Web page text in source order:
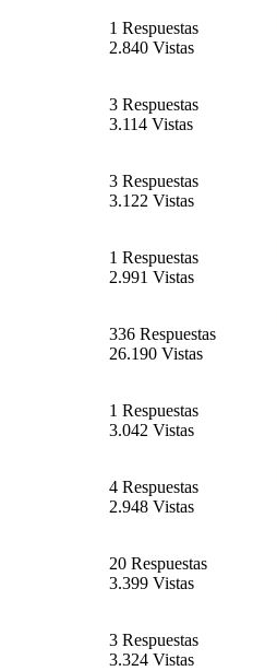
1 Respuestas
2.840 Vistas
3 Respuestas
3.114 Vistas
3 Respuestas
3.122 Vistas
1 Respuestas
2.991 Vistas
336 Respuestas
26.190 Vistas
1 Respuestas
3.042 Vistas
4 Respuestas
2.948 Vistas
20 Respuestas
3.399 Vistas
3 Respuestas
3.324 Vistas